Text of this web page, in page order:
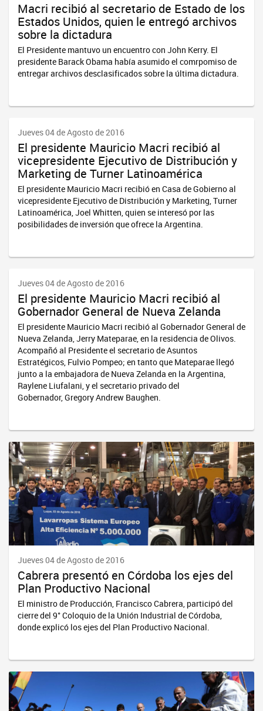
Macri recibió al secretario de Estado de los
Estados Unidos, quien le entregó archivos
sobre la dictadura
El Presidente mantuvo un encuentro con John Kerry. El
presidente Barack Obama había asumido el comrpomiso de
entregar archivos desclasificados sobre la última dictadura.
Jueves 04 de Agosto de 2016
El presidente Mauricio Macri recibió al
vicepresidente Ejecutivo de Distribución y
Marketing de Turner Latinoamérica
El presidente Mauricio Macri recibió en Casa de Gobierno al
vicepresidente Ejecutivo de Distribución y Marketing, Turner
Latinoamérica, Joel Whitten, quien se interesó por las
posibilidades de inversión que ofrece la Argentina.
Jueves 04 de Agosto de 2016
El presidente Mauricio Macri recibió al
Gobernador General de Nueva Zelanda
El presidente Mauricio Macri recibió al Gobernador General de
Nueva Zelanda, Jerry Mateparae, en la residencia de Olivos.
Acompañó al Presidente el secretario de Asuntos
Estratégicos, Fulvio Pompeo; en tanto que Mateparae llegó
junto a la embajadora de Nueva Zelanda en la Argentina,
Raylene Liufalani, y el secretario privado del
Gobernador, Gregory Andrew Baughen.
Jueves 04 de Agosto de 2016
Cabrera presentó en Córdoba los ejes del
Plan Productivo Nacional
El ministro de Producción, Francisco Cabrera, participó del
cierre del 9° Coloquio de la Unión Industrial de Córdoba,
donde explicó los ejes del Plan Productivo Nacional.